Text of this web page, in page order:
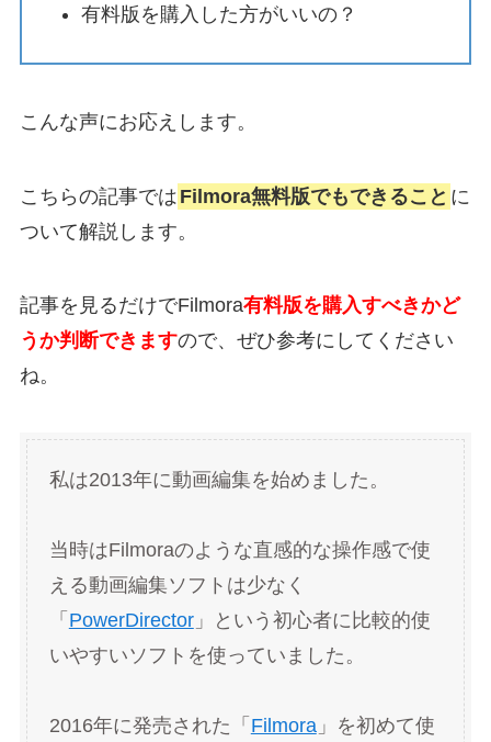
有料版を購入した方がいいの？
こんな声にお応えします。
こちらの記事では Filmora無料版でもできること に
ついて解説します。
記事を見るだけでFilmora有料版を購入すべきかど
うか判断できますので、ぜひ参考にしてください
ね。
私は2013年に動画編集を始めました。
当時はFilmoraのような直感的な操作感で使
える動画編集ソフトは少なく
「 PowerDirector」という初心者に比較的使
いやすいソフトを使っていました。
2016年に発売された「 Filmora」を初めて使